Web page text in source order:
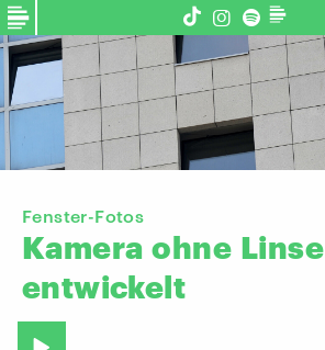
Fenster-Fotos
Kamera ohne Linse
entwickelt